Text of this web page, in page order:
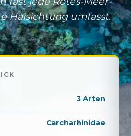
Haisichtung umfasst.
3 Arten
Carcharhinidae